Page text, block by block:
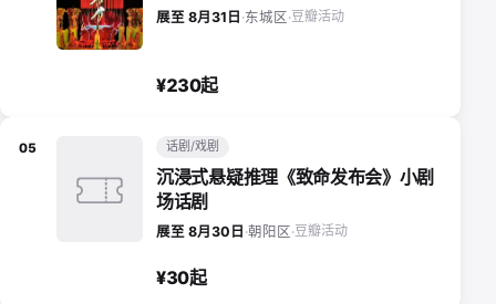
展至 8月31日 ·东城区·豆瓣活动
¥230起
05 话剧/戏剧
沉浸式悬疑推理《致命发布会》小剧
场话剧
展至 8月30日 ·朝阳区·豆瓣活动
¥30起